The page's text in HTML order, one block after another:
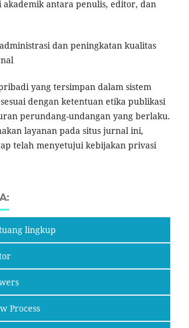
akademik antara penulis, editor, dan
dan peningkatan kualitas
yang tersimpan dalam sistem
dengan ketentuan etika publikasi
perundang-undangan yang berlaku.
layanan pada situs jurnal ini,
telah menyetujui kebijakan privasi
lingkup
Process